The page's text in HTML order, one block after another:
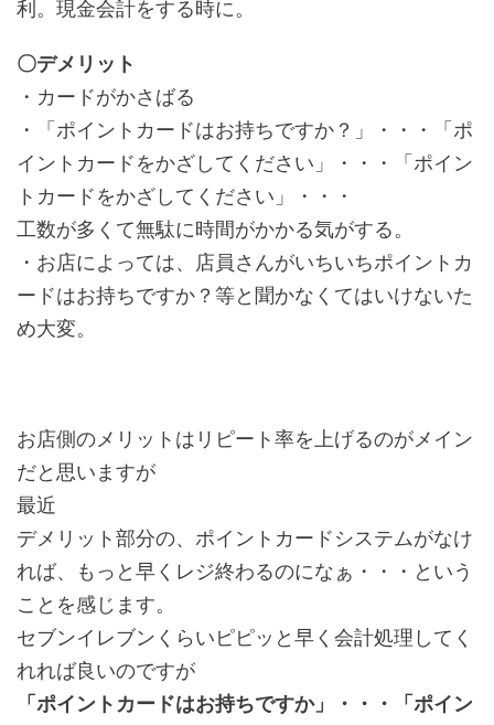
利。現金会計をする時に。
〇デメリット
・カードがかさばる
・「ポイントカードはお持ちですか？」・・・「ポ
イントカードをかざしてください」・・・「ポイン
トカードをかざしてください」・・・
工数が多くて無駄に時間がかかる気がする。
・お店によっては、店員さんがいちいちポイントカ
ードはお持ちですか？等と聞かなくてはいけないた
め大変。
お店側のメリットはリピート率を上げるのがメイン
だと思いますが
最近
デメリット部分の、ポイントカードシステムがなけ
れば、もっと早くレジ終わるのになぁ・・・という
ことを感じます。
セブンイレブンくらいピピッと早く会計処理してく
れれば良いのですが
「ポイントカードはお持ちですか」・・・「ポイン